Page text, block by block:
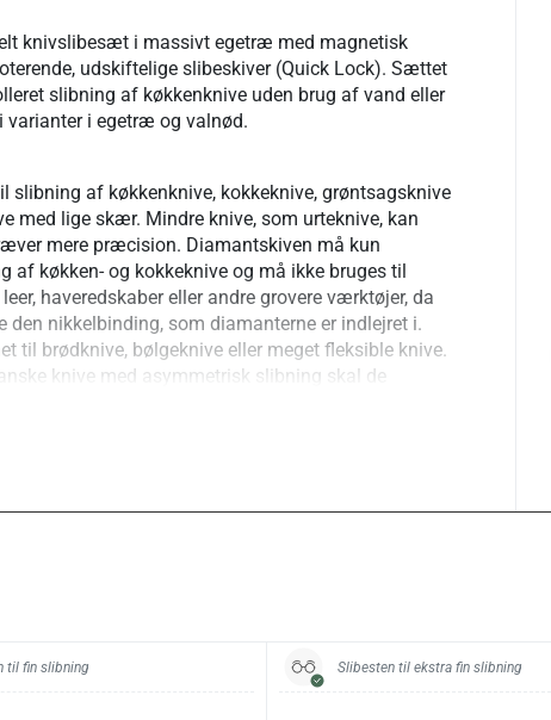
knivslibesæt i massivt egetræ med magnetisk
udskiftelige slibeskiver (Quick Lock). Sættet
slibning af køkkenknive uden brug af vand eller
varianter i egetræ og valnød.
slibning af køkkenknive, kokkeknive, grøntsagsknive
med lige skær. Mindre knive, som urteknive, kan
mere præcision. Diamantskiven må kun
af køkken- og kokkeknive og må ikke bruges til
haveredskaber eller andre grovere værktøjer, da
den nikkelbinding, som diamanterne er indlejret i.
til brødknive, bølgeknive eller meget fleksible knive.
knive med asymmetrisk slibning skal de
Med slibesten føres kniven over stenen, mens
til fin slibning Slibesten til ekstra fin slibning